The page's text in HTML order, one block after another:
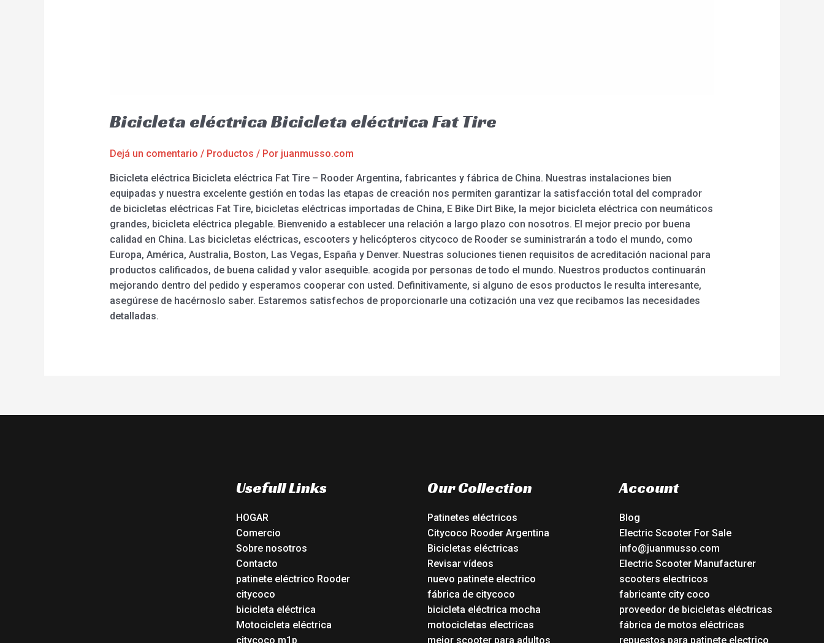
Bicicleta eléctrica Bicicleta eléctrica Fat Tire
Dejá un comentario / Productos / Por juanmusso.com
Bicicleta eléctrica Bicicleta eléctrica Fat Tire – Rooder Argentina, fabricantes y fábrica de China. Nuestras instalaciones bien
equipadas y nuestra excelente gestión en todas las etapas de creación nos permiten garantizar la satisfacción total del comprador
de bicicletas eléctricas Fat Tire, bicicletas eléctricas importadas de China, E Bike Dirt Bike, la mejor bicicleta eléctrica con neumáticos
grandes, bicicleta eléctrica plegable. Bienvenido a establecer una relación a largo plazo con nosotros. El mejor precio por buena
calidad en China. Las bicicletas eléctricas, escooters y helicópteros citycoco de Rooder se suministrarán a todo el mundo, como
Europa, América, Australia, Boston, Las Vegas, España y Denver. Nuestras soluciones tienen requisitos de acreditación nacional para
productos calificados, de buena calidad y valor asequible. acogida por personas de todo el mundo. Nuestros productos continuarán
mejorando dentro del pedido y esperamos cooperar con usted. Definitivamente, si alguno de esos productos le resulta interesante,
asegúrese de hacérnoslo saber. Estaremos satisfechos de proporcionarle una cotización una vez que recibamos las necesidades
detalladas.
Usefull Links
HOGAR
Comercio
Sobre nosotros
Contacto
patinete eléctrico Rooder
citycoco
bicicleta eléctrica
Motocicleta eléctrica
citycoco m1p
Our Collection
Patinetes eléctricos
Citycoco Rooder Argentina
Bicicletas eléctricas
Revisar vídeos
nuevo patinete electrico
fábrica de citycoco
bicicleta eléctrica mocha
motocicletas electricas
mejor scooter para adultos
Account
Blog
Electric Scooter For Sale
info@juanmusso.com
Electric Scooter Manufacturer
scooters electricos
fabricante city coco
proveedor de bicicletas eléctricas
fábrica de motos eléctricas
repuestos para patinete electrico